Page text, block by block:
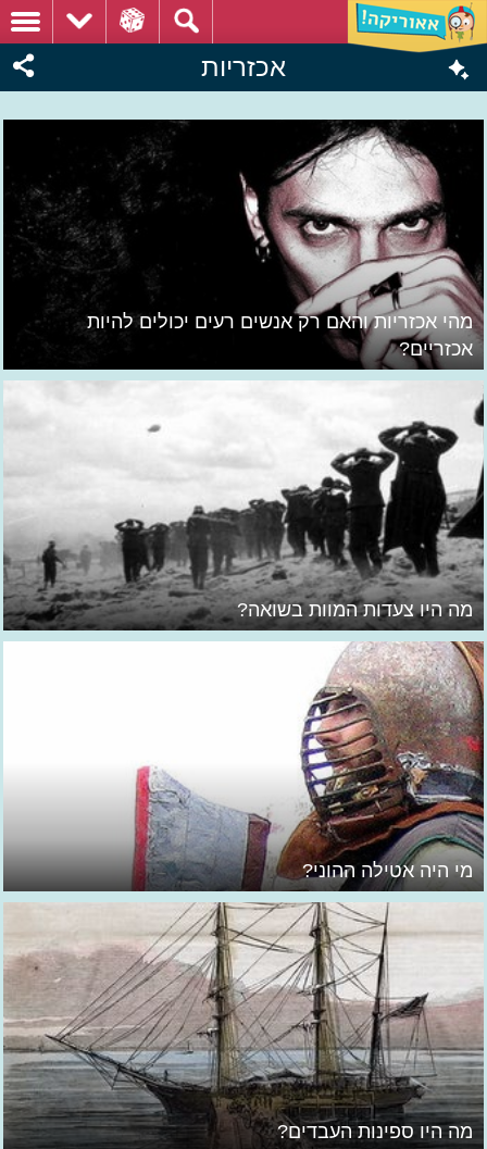
אכזריות
מהי אכזריות והאם רק אנשים רעים יכולים להיות
אכזריים?
מה היו צעדות המוות בשואה?
מי היה אטילה ההוני?
מה היו ספינות העבדים?